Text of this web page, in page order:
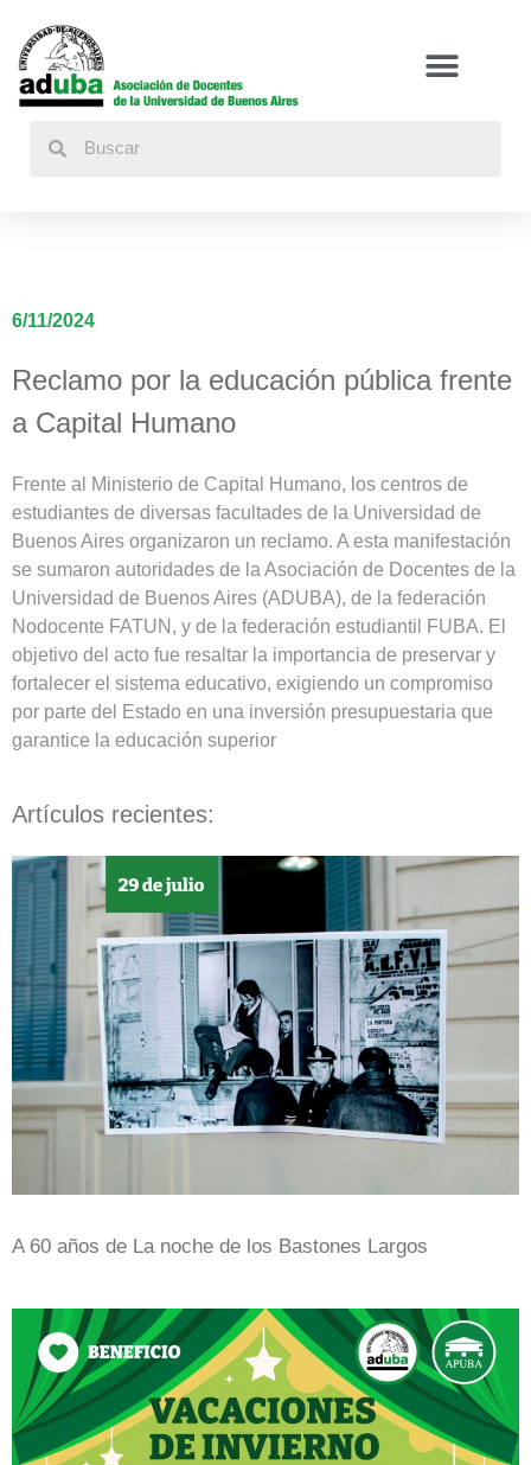
6/11/2024
Reclamo por la educación pública frente
a Capital Humano
Frente al Ministerio de Capital Humano, los centros de
estudiantes de diversas facultades de la Universidad de
Buenos Aires organizaron un reclamo. A esta manifestación
se sumaron autoridades de la Asociación de Docentes de la
Universidad de Buenos Aires (ADUBA), de la federación
Nodocente FATUN, y de la federación estudiantil FUBA. El
objetivo del acto fue resaltar la importancia de preservar y
fortalecer el sistema educativo, exigiendo un compromiso
por parte del Estado en una inversión presupuestaria que
garantice la educación superior
Artículos recientes:
A 60 años de La noche de los Bastones Largos